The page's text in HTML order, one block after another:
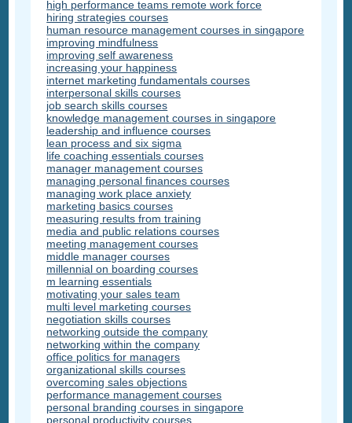
high performance teams remote work force
hiring strategies courses
human resource management courses in singapore
improving mindfulness
improving self awareness
increasing your happiness
internet marketing fundamentals courses
interpersonal skills courses
job search skills courses
knowledge management courses in singapore
leadership and influence courses
lean process and six sigma
life coaching essentials courses
manager management courses
managing personal finances courses
managing work place anxiety
marketing basics courses
measuring results from training
media and public relations courses
meeting management courses
middle manager courses
millennial on boarding courses
m learning essentials
motivating your sales team
multi level marketing courses
negotiation skills courses
networking outside the company
networking within the company
office politics for managers
organizational skills courses
overcoming sales objections
performance management courses
personal branding courses in singapore
personal productivity courses